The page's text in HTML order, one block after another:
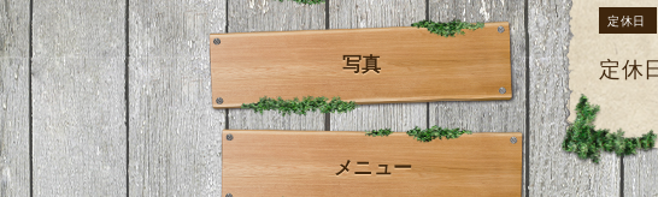
定休日
定休
写真
メニュー